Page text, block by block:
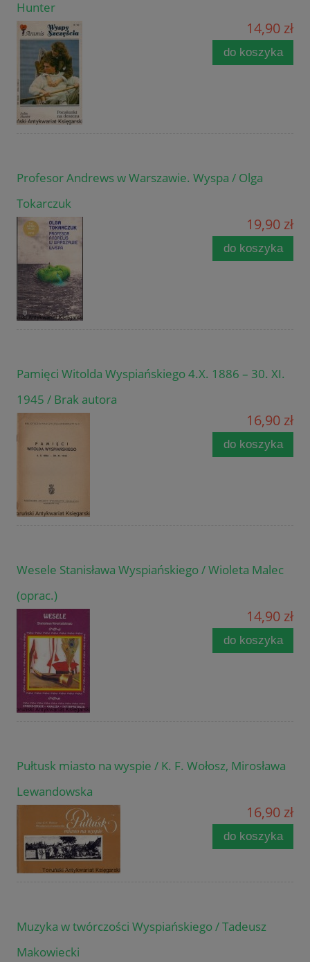
Hunter
14,90 zł
do koszyka
Profesor Andrews w Warszawie. Wyspa / Olga
Tokarczuk
19,90 zł
do koszyka
Pamięci Witolda Wyspiańskiego 4.X. 1886 – 30. XI.
1945 / Brak autora
16,90 zł
do koszyka
Wesele Stanisława Wyspiańskiego / Wioleta Malec
(oprac.)
14,90 zł
do koszyka
Pułtusk miasto na wyspie / K. F. Wołosz, Mirosława
Lewandowska
16,90 zł
do koszyka
Muzyka w twórczości Wyspiańskiego / Tadeusz
Makowiecki